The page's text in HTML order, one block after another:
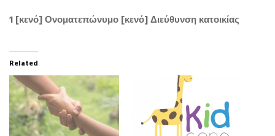
1 [κενό] Ονοματεπώνυμο [κενό] Διεύθυνση κατοικίας
Related